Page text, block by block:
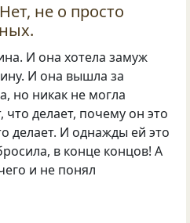
не о просто
И она хотела замуж
И она вышла за
, но никак не могла
, что делает, почему он это
делает. И однажды ей это
, в конце концов! А
и не понял